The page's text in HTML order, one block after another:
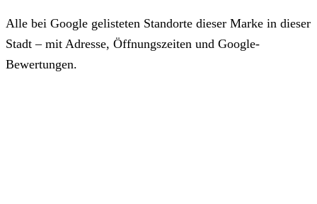
Alle bei Google gelisteten Standorte dieser Marke in dieser
Stadt – mit Adresse, Öffnungszeiten und Google-
Bewertungen.